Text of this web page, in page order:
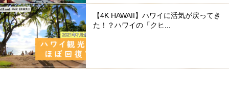
【4K HAWAII】ハワイに活気が戻ってき
た！？ハワイの「クヒ...